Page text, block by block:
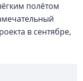
полётом
в сентябре,